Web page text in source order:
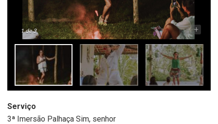
1de 3 - +
Serviço
3ª Imersão Palhaça Sim, senhor